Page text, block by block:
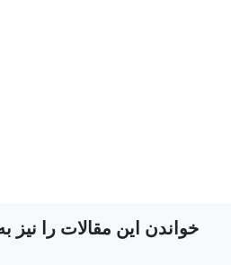
خواندن این مقالات را نیز